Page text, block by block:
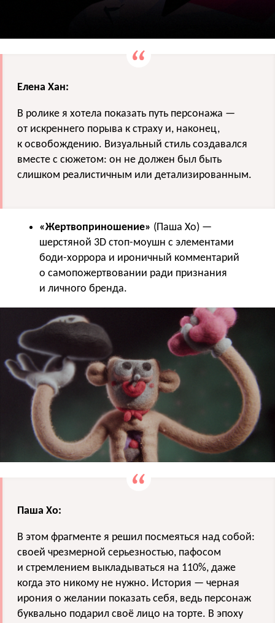
Елена Хан:
В ролике я хотела показать путь персонажа —
от искреннего порыва к страху и, наконец,
к освобождению. Визуальный стиль создавался
вместе с сюжетом: он не должен был быть
слишком реалистичным или детализированным.
«Жертвоприношение» (Паша Хо) —
шерстяной 3D стоп-моушн с элементами
боди-хоррора и ироничный комментарий
о самопожертвовании ради признания
и личного бренда.
Паша Хо:
В этом фрагменте я решил посмеяться над собой:
своей чрезмерной серьезностью, пафосом
и стремлением выкладываться на 110%, даже
когда это никому не нужно. История — черная
ирония о желании показать себя, ведь персонаж
буквально подарил своё лицо на торте. В эпоху